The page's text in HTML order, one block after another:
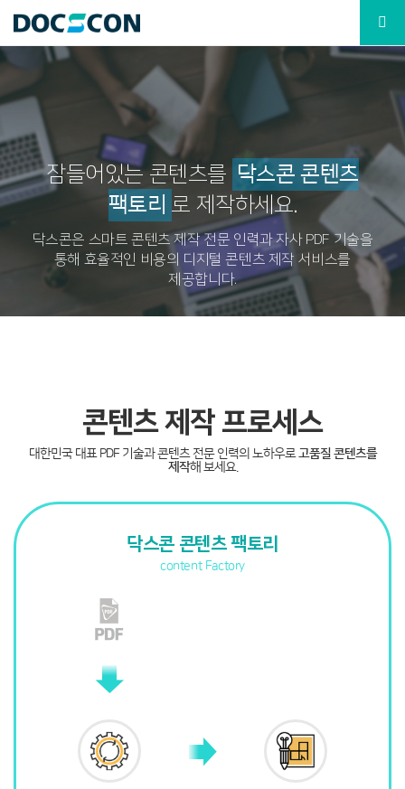

잠들어있는 콘텐츠를 닥스콘 콘텐츠
팩토리 로 제작하세요.
닥스콘은 스마트 콘텐츠 제작 전문 인력과 자사 PDF 기술을
통해 효율적인 비용의 디지털 콘텐츠 제작 서비스를
제공합니다.
콘텐츠 제작 프로세스
대한민국 대표 PDF 기술과 콘텐츠 전문 인력의 노하우로고품질 콘텐츠를
제작해 보세요.
닥스콘 콘텐츠 팩토리
content Factory